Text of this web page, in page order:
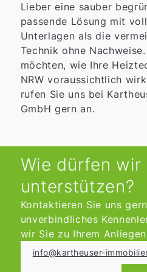
Lieber eine sauber
passende Lösung mit
Unterlagen als die
Technik ohne
möchten, wie Ihre
NRW voraussichtlich
rufen Sie uns bei
GmbH gern an.
Wie dürfen wir
unterstützen?
Kontaktieren Sie uns
unverbindliches
wir Sie zu Ihrem
info@kartheuser-